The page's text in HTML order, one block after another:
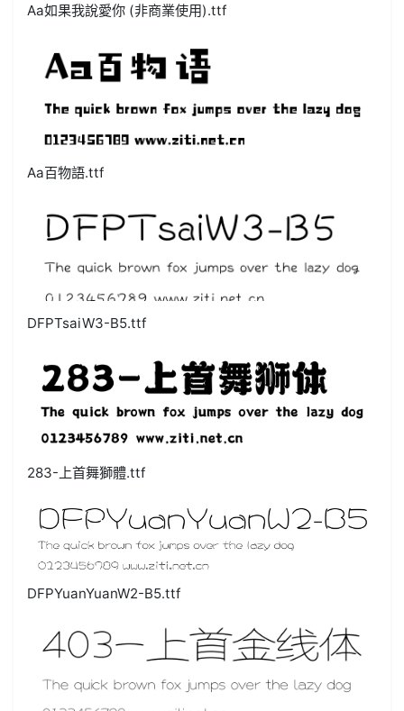
Aa如果我說愛你 (非商業使用).ttf
Aa百物語.ttf
DFPTsaiW3-B5.ttf
283-上首舞獅體.ttf
DFPYuanYuanW2-B5.ttf